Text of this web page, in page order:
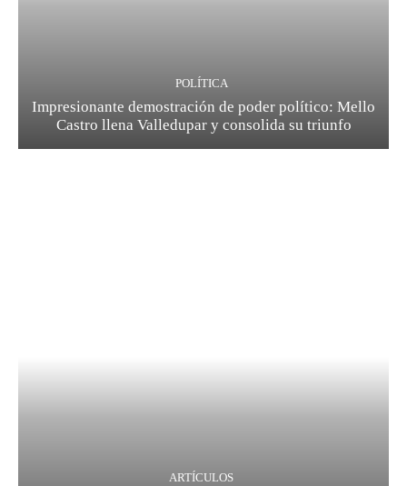
POLÍTICA
Impresionante demostración de poder político: Mello
Castro llena Valledupar y consolida su triunfo
ARTÍCULOS